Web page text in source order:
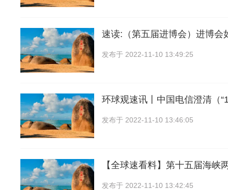
速读:（第五届进博会）进博会
发布于 2022-11-10 13:49:25
环球观速讯丨中国电信澄清（
发布于 2022-11-10 13:46:05
【全球速看料】第十五届海峡
发布于 2022-11-10 13:42:45